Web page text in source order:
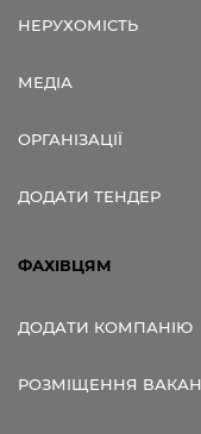
НЕРУХОМІСТЬ
МЕДІА
ОРГАНІЗАЦІЇ
ДОДАТИ ТЕНДЕР
ФАХІВЦЯМ
ДОДАТИ КОМПАНІЮ
РОЗМІЩЕННЯ